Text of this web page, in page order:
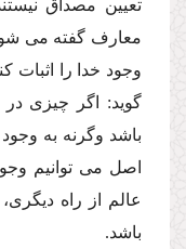
تعیین مصداق
معارف گفته مى شود
وجود خدا را اثبات
گوید: اگر چیزى در
باشد وگرنه به
اصل مى توانیم
عالم از راه
باشد.